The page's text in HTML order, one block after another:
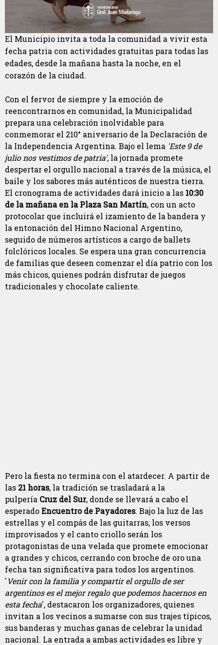
El Municipio invita a toda la comunidad a vivir esta
fecha patria con actividades gratuitas para todas las
edades, desde la mañana hasta la noche, en el
corazón de la ciudad.
Con el fervor de siempre y la emoción de
reencontrarnos en comunidad, la Municipalidad
prepara una celebración inolvidable para
conmemorar el 210° aniversario de la Declaración de
la Independencia Argentina. Bajo el lema 'Este 9 de
julio nos vestimos de patria', la jornada promete
despertar el orgullo nacional a través de la música, el
baile y los sabores más auténticos de nuestra tierra.
El cronograma de actividades dará inicio a las 10:30
de la mañana en la Plaza San Martín, con un acto
protocolar que incluirá el izamiento de la bandera y
la entonación del Himno Nacional Argentino,
seguido de números artísticos a cargo de ballets
folclóricos locales. Se espera una gran concurrencia
de familias que deseen comenzar el día patrio con los
más chicos, quienes podrán disfrutar de juegos
tradicionales y chocolate caliente.
Pero la fiesta no termina con el atardecer. A partir de
las 21 horas, la tradición se trasladará a la
pulpería Cruz del Sur, donde se llevará a cabo el
esperadoEncuentro de Payadores. Bajo la luz de las
estrellas y el compás de las guitarras, los versos
improvisados y el canto criollo serán los
protagonistas de una velada que promete emocionar
a grandes y chicos, cerrando con broche de oro una
fecha tan significativa para todos los argentinos.
'Venir con la familia y compartir el orgullo de ser
argentinos es el mejor regalo que podemos hacernos en
esta fecha', destacaron los organizadores, quienes
invitan a los vecinos a sumarse con sus trajes típicos,
sus banderas y muchas ganas de celebrar la unidad
nacional. La entrada a ambas actividades es libre y